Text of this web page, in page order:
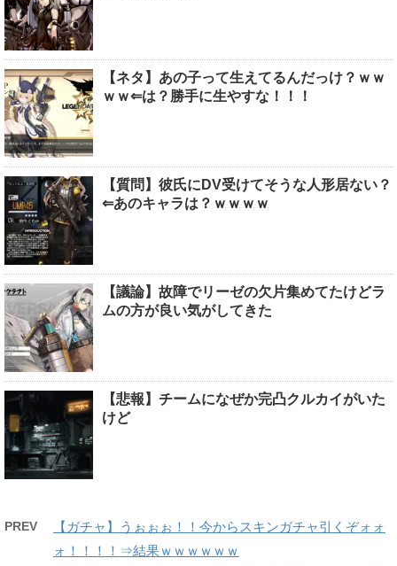
【ネタ】あの子って生えてるんだっけ？ｗｗ
ｗｗ⇐は？勝手に生やすな！！！
【質問】彼氏にDV受けてそうな人形居ない？
⇐あのキャラは？ｗｗｗｗ
【議論】故障でリーゼの欠片集めてたけどラ
ムの方が良い気がしてきた
【悲報】チームになぜか完凸クルカイがいた
けど
PREV
【ガチャ】うぉぉぉ！！今からスキンガチャ引くぞォォ
ォ！！！！⇒結果ｗｗｗｗｗｗ